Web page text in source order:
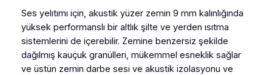
Ses yelıtımı için, akustik yüzer zemin 9 mm kalınlığında
yüksek performanslı bir altlık şilte ve yerden ısıtma
sistemlerini de içerebilir. Zemine benzersiz şekilde
dağılmış kauçuk granülleri, mükemmel esneklik sağlar
ve üstün zemin darbe sesi ve akustik izolasyonu ve